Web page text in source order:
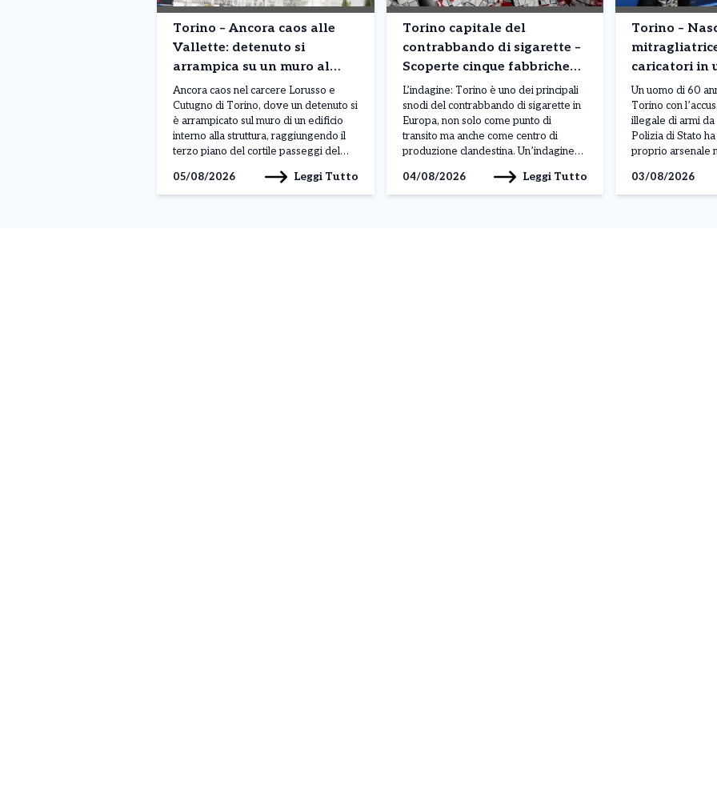
Torino – Ancora caos alle
Vallette: detenuto si
arrampica su un muro al
terzo piano. Situazione fuori
controllo
Ancora caos nel carcere Lorusso e
Cutugno di Torino, dove un detenuto si
è arrampicato sul muro di un edificio
interno alla struttura, raggiungendo il
terzo piano del cortile passeggi del
mattinata di lunedì 3 agosto, sarebbe
legato a una protesta, anche se al
05/08/2026 Leggi Tutto
Torino capitale del
contrabbando di sigarette –
Scoperte cinque fabbriche
clandestine: milioni di
pacchetti prodotti
L’indagine: Torino è uno dei principali
snodi del contrabbando di sigarette in
Europa, non solo come punto di
transito ma anche come centro di
produzione clandestina. Un’indagine
Finanza ha portato alla scoperta di
cinque fabbriche illegali e due depositi
04/08/2026 Leggi Tutto
Torino –
caricatori in
corso
Un uomo di 60
Torino con
illegale di armi
Polizia di Stato
proprio arsenale
Moncalieri.
nell’ambito di
03/08/2026